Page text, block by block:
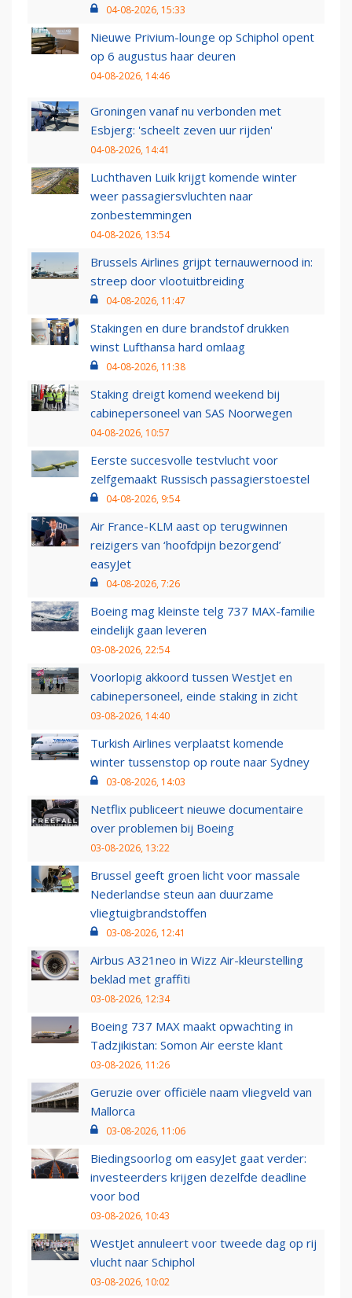
04-08-2026, 15:33
Nieuwe Privium-lounge op Schiphol opent
op 6 augustus haar deuren
04-08-2026, 14:46
Groningen vanaf nu verbonden met
Esbjerg: 'scheelt zeven uur rijden'
04-08-2026, 14:41
Luchthaven Luik krijgt komende winter
weer passagiersvluchten naar
zonbestemmingen
04-08-2026, 13:54
Brussels Airlines grijpt ternauwernood in:
streep door vlootuitbreiding
04-08-2026, 11:47
Stakingen en dure brandstof drukken
winst Lufthansa hard omlaag
04-08-2026, 11:38
Staking dreigt komend weekend bij
cabinepersoneel van SAS Noorwegen
04-08-2026, 10:57
Eerste succesvolle testvlucht voor
zelfgemaakt Russisch passagierstoestel
04-08-2026, 9:54
Air France-KLM aast op terugwinnen
reizigers van ‘hoofdpijn bezorgend’
easyJet
04-08-2026, 7:26
Boeing mag kleinste telg 737 MAX-familie
eindelijk gaan leveren
03-08-2026, 22:54
Voorlopig akkoord tussen WestJet en
cabinepersoneel, einde staking in zicht
03-08-2026, 14:40
Turkish Airlines verplaatst komende
winter tussenstop op route naar Sydney
03-08-2026, 14:03
Netflix publiceert nieuwe documentaire
over problemen bij Boeing
03-08-2026, 13:22
Brussel geeft groen licht voor massale
Nederlandse steun aan duurzame
vliegtuigbrandstoffen
03-08-2026, 12:41
Airbus A321neo in Wizz Air-kleurstelling
beklad met graffiti
03-08-2026, 12:34
Boeing 737 MAX maakt opwachting in
Tadzjikistan: Somon Air eerste klant
03-08-2026, 11:26
Geruzie over officiële naam vliegveld van
Mallorca
03-08-2026, 11:06
Biedingsoorlog om easyJet gaat verder:
investeerders krijgen dezelfde deadline
voor bod
03-08-2026, 10:43
WestJet annuleert voor tweede dag op rij
vlucht naar Schiphol
03-08-2026, 10:02